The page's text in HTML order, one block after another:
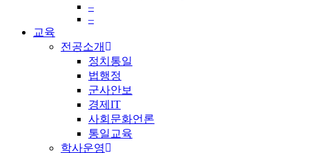
–
–
교육
전공소개
정치통일
법행정
군사안보
경제IT
사회문화언론
통일교육
학사운영